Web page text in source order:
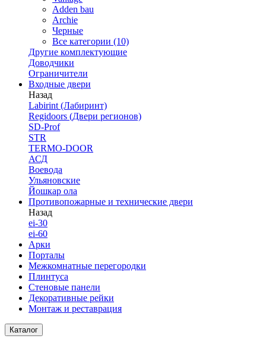
Adden bau
Archie
Черные
Все категории (10)
Другие комплектующие
Доводчики
Ограничители
Входные двери
Назад
Labirint (Лабиринт)
Regidoors (Двери регионов)
SD-Prof
STR
TERMO-DOOR
АСД
Воевода
Ульяновские
Йошкар ола
Противопожарные и технические двери
Назад
ei-30
ei-60
Арки
Порталы
Межкомнатные перегородки
Плинтуса
Стеновые панели
Декоративные рейки
Монтаж и реставрация
Каталог